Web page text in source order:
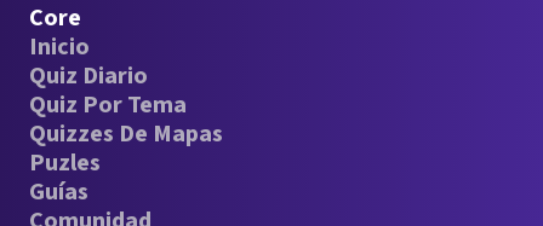
Core
Inicio
Quiz Diario
Quiz Por Tema
Quizzes De Mapas
Puzles
Guías